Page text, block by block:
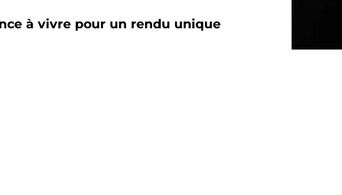
à vivre pour un rendu unique